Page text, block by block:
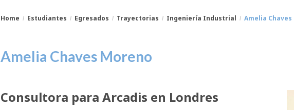
are
Home Estudiantes Egresados Trayectorias Ingeniería Industrial Amelia Chaves
Amelia Chaves Moreno
Consultora para Arcadis en Londres